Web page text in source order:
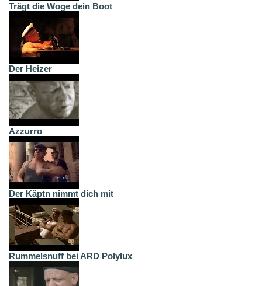
Trägt die Woge dein Boot
Der Heizer
Azzurro
Der Käptn nimmt dich mit
Rummelsnuff bei ARD Polylux